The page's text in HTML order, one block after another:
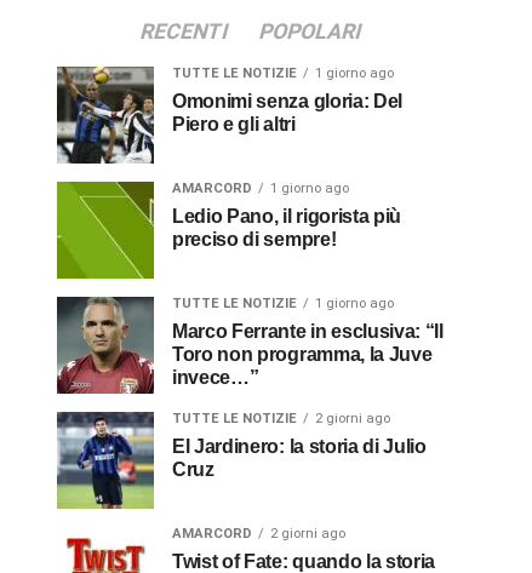
RECENTI POPOLARI
TUTTE LE NOTIZIE 1 giorno ago
Omonimi senza gloria: Del
Piero e gli altri
AMARCORD 1 giorno ago
Ledio Pano, il rigorista più
preciso di sempre!
TUTTE LE NOTIZIE 1 giorno ago
Marco Ferrante in esclusiva: “Il
Toro non programma, la Juve
invece…”
TUTTE LE NOTIZIE 2 giorni ago
El Jardinero: la storia di Julio
Cruz
AMARCORD 2 giorni ago
Twist of Fate: quando la storia